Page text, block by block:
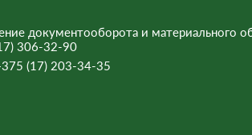
документооборота и материального
306-32-90
(17) 203-34-35